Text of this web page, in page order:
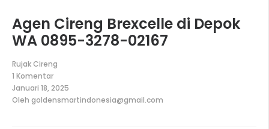
Agen Cireng Brexcelle di Depok
WA 0895-3278-02167
Rujak Cireng
1 Komentar
pada
Agen
Cireng
Januari 18, 2025
Oleh goldensmartindonesia@gmail.com